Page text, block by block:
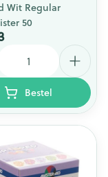
Wit Regular
50
Bestel